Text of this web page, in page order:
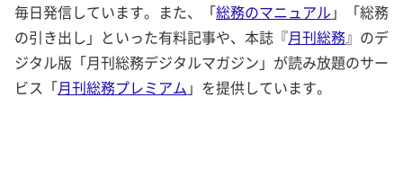
毎日発信しています。また、「総務のマニュアル 」「総務
の引き出し」といった有料記事や、本誌『月刊総務』のデ
ジタル版「月刊総務デジタルマガジン」が読み放題のサー
ビス「月刊総務プレミアム 」を提供しています。